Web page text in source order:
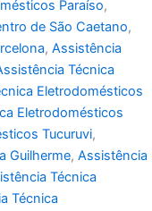
Paraíso,
de São Caetano,
, Assistência
Técnica
Eletrodomésticos
Eletrodomésticos
Tucuruvi,
Guilherme, Assistência
Técnica
Técnica